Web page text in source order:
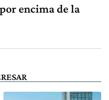
encima de la